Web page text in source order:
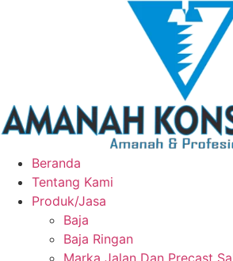
Beranda
Tentang Kami
Produk/Jasa
Baja
Baja Ringan